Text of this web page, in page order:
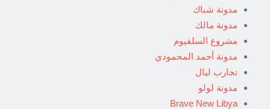
مدونة شباك
مدونة مالك
مشروع السلفيوم
مدونة أحمد المحمودي
تجارب ليال
مدونة لولو
Brave New Libya